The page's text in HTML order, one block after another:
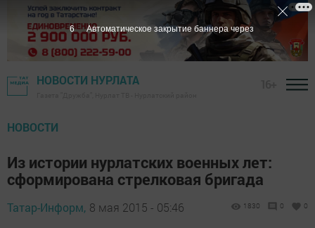
НОВОСТИ НУРЛАТА
НОВОСТИ
Из истории нурлатских военных лет:
сформирована стрелковая бригада
Татар-Информ, 8 мая 2015 - 05:46 1830 0 0
5 Автоматическое закрытие баннера через